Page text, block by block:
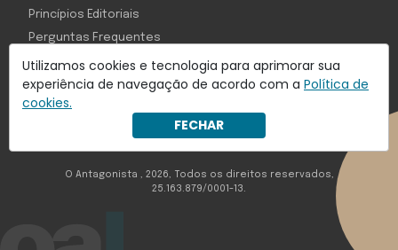
Utilizamos cookies e tecnologia para aprimorar sua
experiência de navegação de acordo com a Política de
cookies.
FECHAR
Com inteligência e tecnologia:
Object1ve - Marketing Solution
Princípios Editoriais
Perguntas Frequentes
O Antagonista , 2026, Todos os direitos reservados,
25.163.879/0001-13.